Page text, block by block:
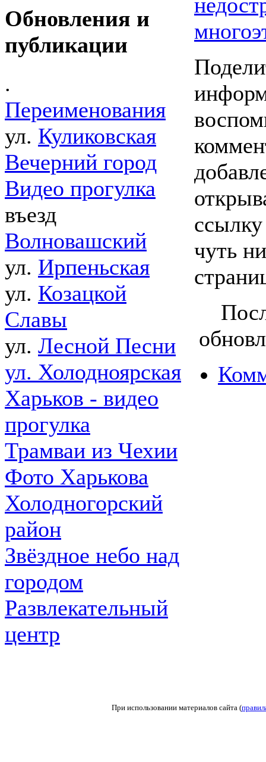
Обновления и
публикации
.
Переименования
ул. Куликовская
Вечерний город
Видео прогулка
въезд
Волновашский
ул. Ирпеньская
ул. Козацкой
Славы
ул. Лесной Песни
ул. Холодноярская
Харьков - видео
прогулка
Трамваи из Чехии
Фото Харькова
Холодногорский
район
Звёздное небо над
городом
Развлекательный
центр
чуть
При использовании материалов сайта (